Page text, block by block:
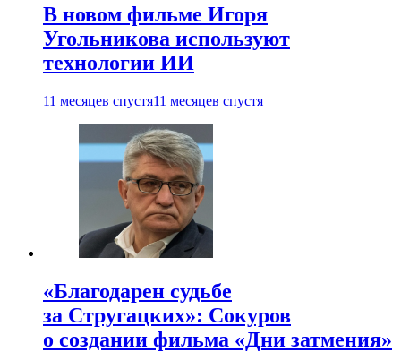
В новом фильме Игоря
Угольникова используют
технологии ИИ
11 месяцев спустя11 месяцев спустя
«Благодарен судьбе
за Стругацких»: Сокуров
о создании фильма «Дни затмения»